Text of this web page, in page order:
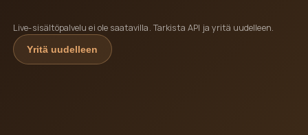
Live-sisältöpalvelu ei ole saatavilla. Tarkista API ja yritä uudelleen.
Yritä uudelleen